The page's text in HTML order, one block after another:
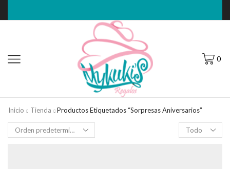
0
Inicio Tienda
Productos Etiquetados “Sorpresas Aniversarios”
Filas
por